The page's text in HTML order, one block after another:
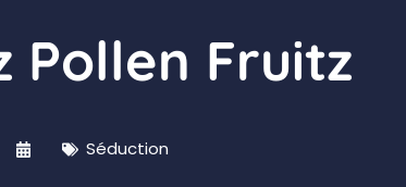
Pollen Fruitz
Séduction